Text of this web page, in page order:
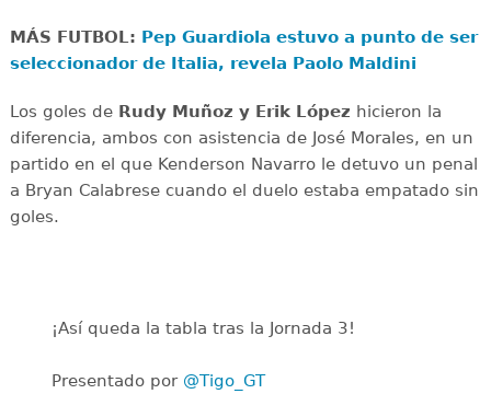
MÁS FUTBOL: Pep Guardiola estuvo a punto de ser
seleccionador de Italia, revela Paolo Maldini
Los goles de Rudy Muñoz y Erik López hicieron la
diferencia, ambos con asistencia de José Morales, en un
partido en el que Kenderson Navarro le detuvo un penal
a Bryan Calabrese cuando el duelo estaba empatado sin
goles.
¡Así queda la tabla tras la Jornada 3!
Presentado por @Tigo_GT